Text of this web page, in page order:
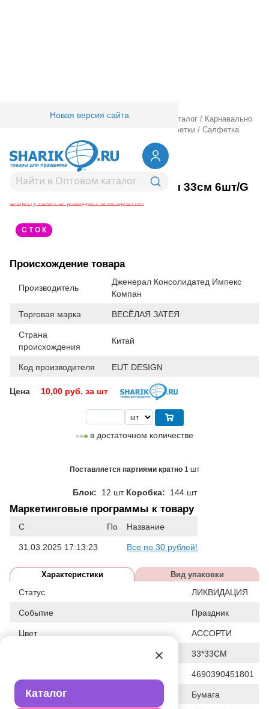
Каталог
Новая версия сайта
Товары для праздника/ Оптовый каталог / Карнавально
Салфетки / Салфетка
Иллюзия 33см 6шт/G
1502-5455Салфетка Иллюзия 33см 6шт/G
Вернуться в раздел Салфетки
С Т О К
Происхождение товара
Производитель
Дженерал Консолидатед Импекс
Компан
Торговая марка ВЕСЁЛАЯ ЗАТЕЯ
Страна
происхождения
Китай
Код производителя EUT DESIGN
Цена 10,00 руб. за шт
в достаточном количестве
Поставляется партиями кратно 1 шт
Блок: 12 шт Коробка: 144 шт
Маркетинговые программы к товару
С По Название
31.03.2025 17:13:23 Все по 30 рублей!
Характеристики Вид упаковки
Статус ЛИКВИДАЦИЯ
Событие Праздник
Цвет АССОРТИ
33*33СМ
4690390451801
Исходный материал Бумага